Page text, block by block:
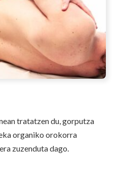
tratatzen du, gorputza
organiko orokorra
zuzenduta dago.